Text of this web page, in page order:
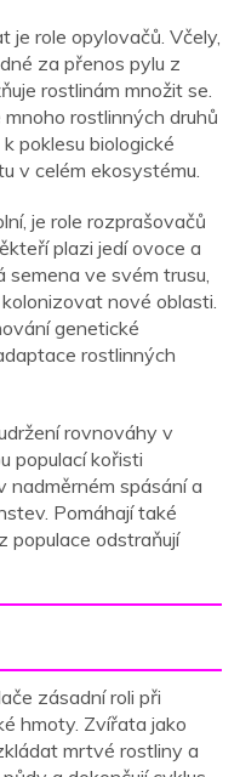
je role opylovačů. Včely,
za přenos pylu z
rostlinám množit se.
rostlinných druhů
poklesu biologické
v celém ekosystému.
je role rozprašovačů
plazi jedí ovoce a
ve svém trusu,
nové oblasti.
genetické
rostlinných
rovnováhy v
populací kořisti
nadměrném spásání a
Pomáhají také
populace odstraňují
zásadní roli při
hmoty. Zvířata jako
mrtvé rostliny a